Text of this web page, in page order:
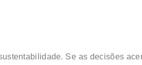
Se as decisões